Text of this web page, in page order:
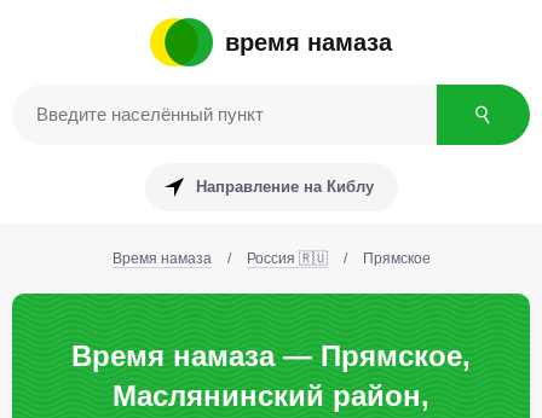
время намаза
Направление на Киблу
Время намаза / Россия 🇷🇺 / Прямское
Время намаза — Прямское,
Маслянинский район,